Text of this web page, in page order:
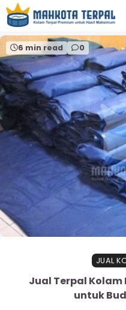
Home distributor terpal
6 min read 0
JUAL
Jual Terpal
untuk